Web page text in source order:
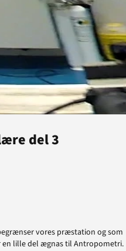
del 3
vores præstation og som
lille del ægnas til Antropometri.